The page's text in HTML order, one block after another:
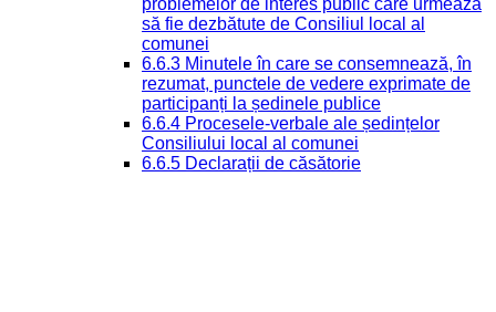
să fie dezbătute de Consiliul local al
comunei
6.6.3 Minutele în care se consemnează, în
rezumat, punctele de vedere exprimate de
participanți la ședinele publice
6.6.4 Procesele-verbale ale ședințelor
Consiliului local al comunei
6.6.5 Declarații de căsătorie